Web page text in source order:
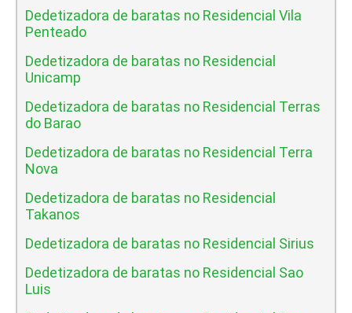
Dedetizadora de baratas no Residencial Vila
Penteado
Dedetizadora de baratas no Residencial
Unicamp
Dedetizadora de baratas no Residencial Terras
do Barao
Dedetizadora de baratas no Residencial Terra
Nova
Dedetizadora de baratas no Residencial
Takanos
Dedetizadora de baratas no Residencial Sirius
Dedetizadora de baratas no Residencial Sao
Luis